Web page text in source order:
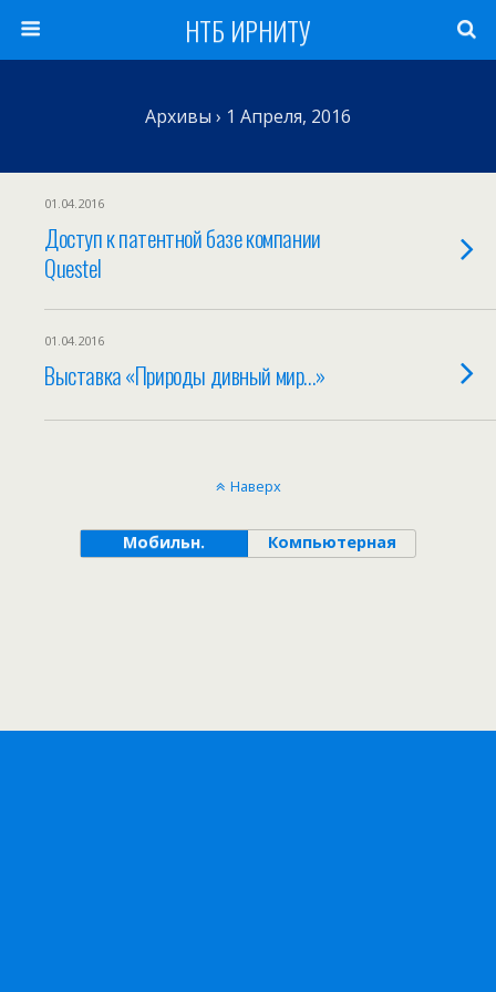
НТБ ИРНИТУ
Архивы › 1 Апреля, 2016
01.04.2016
Доступ к патентной базе компании
Questel
01.04.2016
Выставка «Природы дивный мир…»
Наверх
Мобильн. Компьютерная